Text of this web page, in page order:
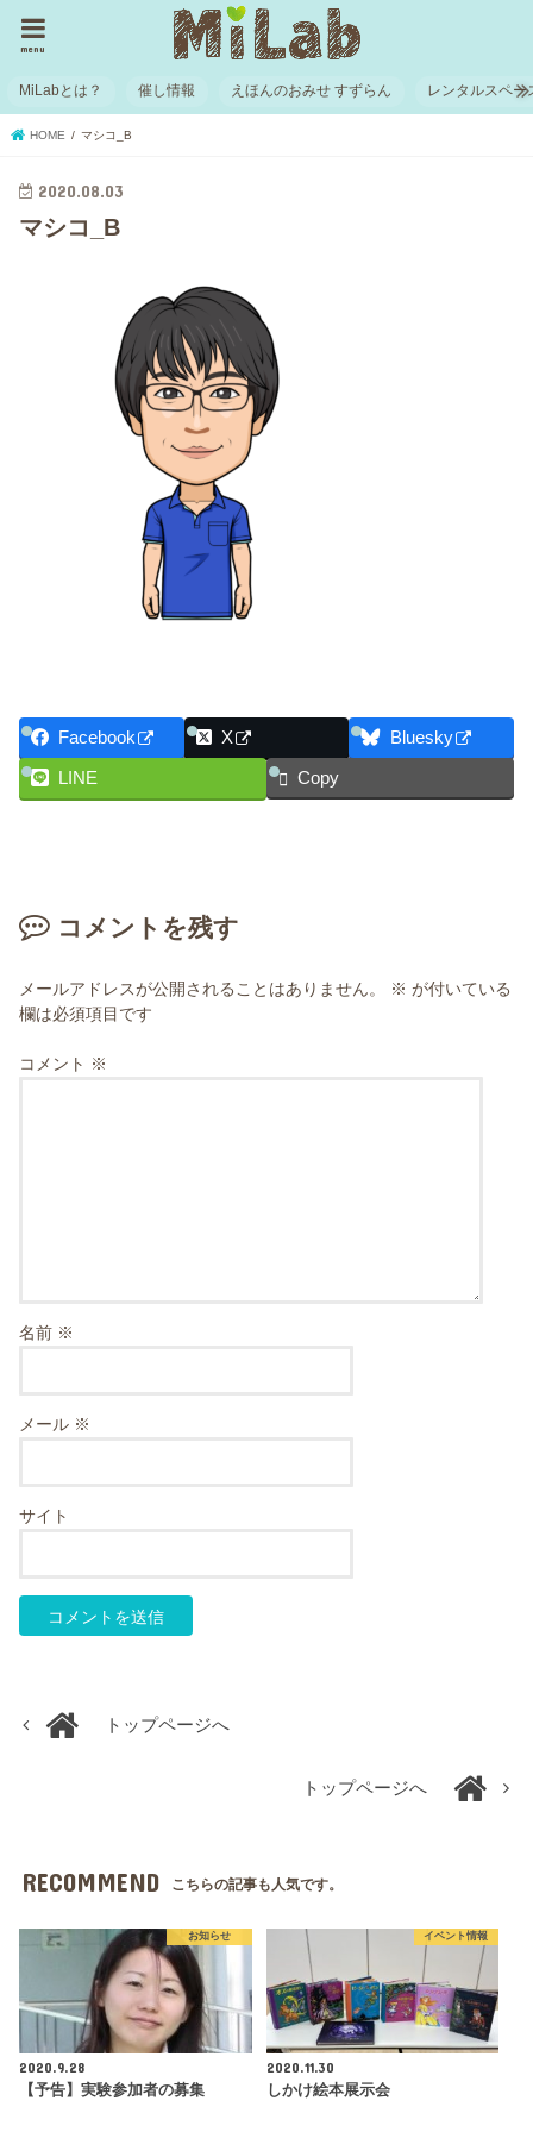
menu
MiLabとは？ 催し情報 えほんのおみせ すずらん レンタルスペー
HOME マシコ_B
2020.08.03
マシコ_B
Facebook X Bluesky
LINE Copy
コメントを残す
メールアドレスが公開されることはありません。 ※ が付いている
欄は必須項目です
コメント ※
名前 ※
メール ※
サイト
トップページへ
トップページへ
RECOMMEND こちらの記事も人気です。
お知らせ
2020.9.28
【予告】実験参加者の募集
イベント情報
2020.11.30
しかけ絵本展示会